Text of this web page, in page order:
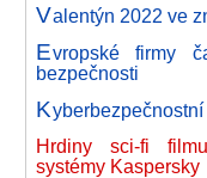
Valentýn 2022 ve
Evropské firmy
bezpečnosti
K
Hrdiny sci-fi
systémy Kaspersky